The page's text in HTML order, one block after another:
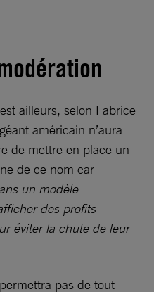
ailleurs, selon Fabrice
américain n’aura
de mettre en place un
de ce nom car
un modèle
des profits
éviter la chute de leur
pas de tout